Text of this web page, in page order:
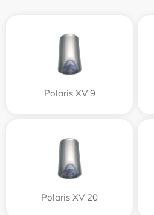
Polaris XV 9
Polaris XV 20